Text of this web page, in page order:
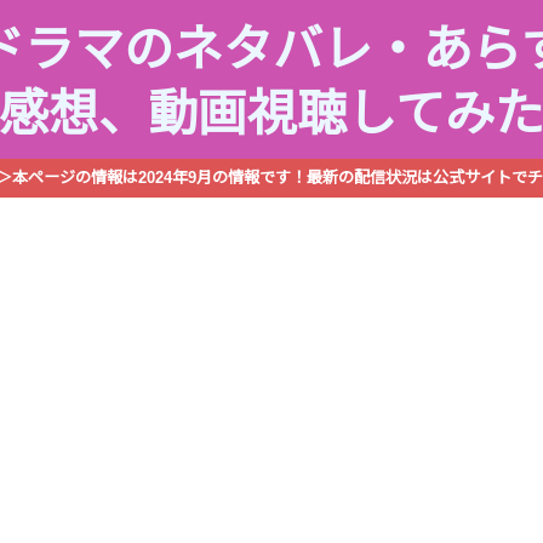
ラマのネタバレ・あら
感想、動画視聴してみた
本ページの情報は2024年9月の情報です！最新の配信状況は公式サイトで